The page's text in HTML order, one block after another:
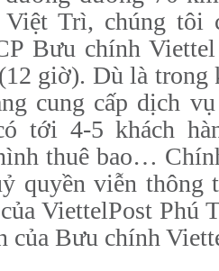
Việt Trì, chúng
Bưu chính
giờ). Dù là
cung cấp dịch
tới 4-5 khách
thuê bao…
quyền viễn thông
ViettelPost Phú
của Bưu chính